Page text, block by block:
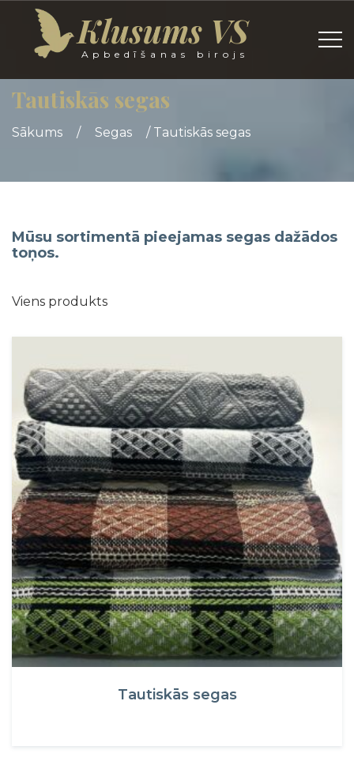
Klusums VS
Apbedīšanas birojs
Tautiskās segas
Sākums / Segas / Tautiskās segas
Mūsu sortimentā pieejamas segas dažādos
toņos.
Viens produkts
Tautiskās segas